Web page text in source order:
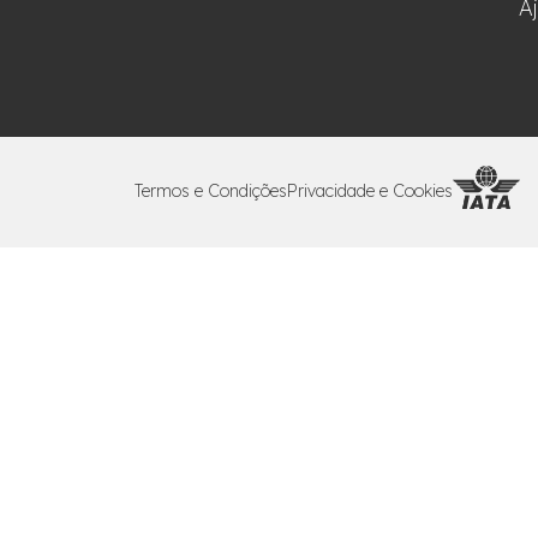
Termos e CondiçõesPrivacidade e Cookies